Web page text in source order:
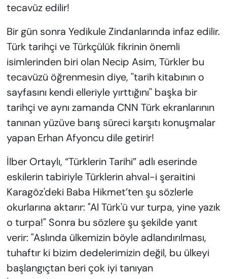
tecavüz edilir!
Bir gün sonra Yedikule Zindanlarında infaz edilir.
Türk tarihçi ve Türkçülük fikrinin önemli
isimlerinden biri olan Necip Asim, Türkler bu
tecavüzü öğrenmesin diye, ''tarih kitabının o
sayfasını kendi elleriyle yırttığını'' başka bir
tarihçi ve aynı zamanda CNN Türk ekranlarının
tanınan yüzüve barış süreci karşıtı konuşmalar
yapan Erhan Afyoncu dile getirir!
İlber Ortaylı, “Türklerin Tarihi” adlı eserinde
eskilerin tabiriyle Türklerin ahval-i şeraitini
Karagöz'deki Baba Hikmet’ten şu sözlerle
okurlarına aktarır: "Al Türk'ü vur turpa, yine yazık
o turpa!" Sonra bu sözlere şu şekilde yanıt
verir: "Aslında ülkemizin böyle adlandırılması,
tuhaftır ki bizim dedelerimizin değil, bu ülkeyi
başlangıçtan beri çok iyi tanıyan